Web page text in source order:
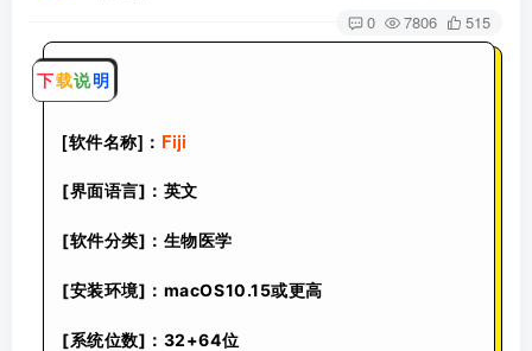
0 7806 515
下载说明
[软件名称]： Fiji
[界面语言]：英文
[软件分类]： 生物医学
[安装环境]： macOS10.15或更高
[系统位数]：32+64位